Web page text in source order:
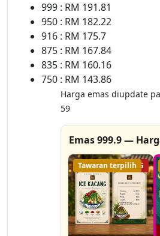
999 : RM 191.81
950 : RM 182.22
916 : RM 175.7
875 : RM 167.84
835 : RM 160.16
750 : RM 143.86
Harga emas diupdate
59
Emas 999.9 —
56% LELONG
Tawaran terpilih